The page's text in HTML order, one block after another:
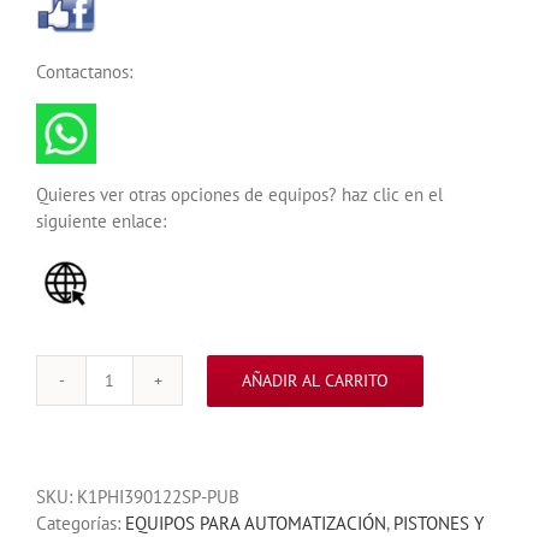
Contactanos:
Quieres ver otras opciones de equipos? haz clic en el
siguiente enlace:
PISTON
390
SEG
AÑADIR AL CARRITO
SKU: K1PHI390122SP-PUB
Categorías: EQUIPOS PARA AUTOMATIZACIÓN, PISTONES Y